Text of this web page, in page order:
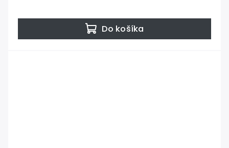
Do košíka